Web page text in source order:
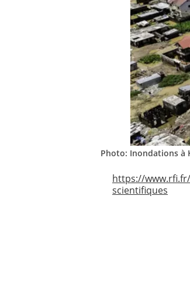
Photo: Inondations à
https://
scientifiques